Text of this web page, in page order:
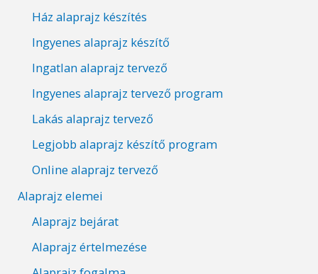
Ház alaprajz készítés
Ingyenes alaprajz készítő
Ingatlan alaprajz tervező
Ingyenes alaprajz tervező program
Lakás alaprajz tervező
Legjobb alaprajz készítő program
Online alaprajz tervező
Alaprajz elemei
Alaprajz bejárat
Alaprajz értelmezése